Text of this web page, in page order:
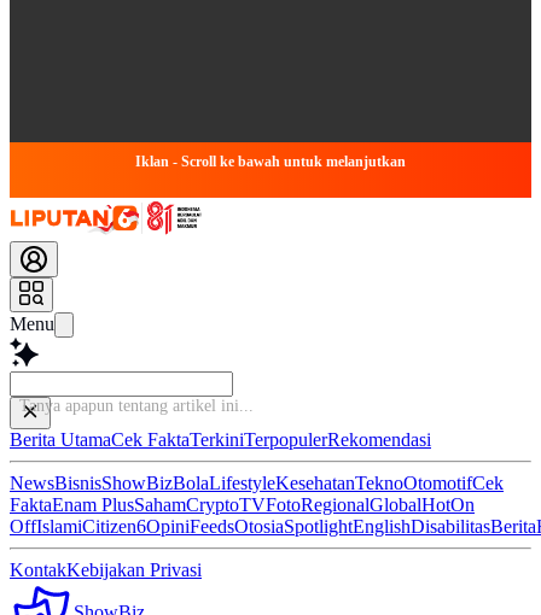
Iklan - Scroll ke bawah untuk melanjutkan
Menu
Ta
Berita UtamaCek FaktaTerkiniTerpopulerRekomendasi
NewsBisnisShowBizBolaLifestyleKesehatanTeknoOtomotifCek
FaktaEnam PlusSahamCryptoTVFotoRegionalGlobalHotOn
OffIslamiCitizen6OpiniFeedsOtosiaSpotlightEnglishDisabilitasBerita
KontakKebijakan Privasi